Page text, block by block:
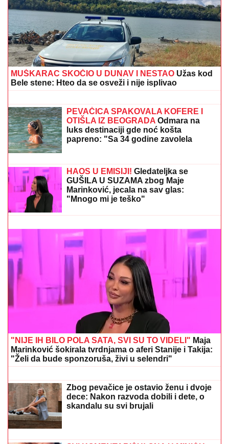
MUŠKARAC SKOČIO U DUNAV I NESTAO Užas kod
Bele stene: Hteo da se osveži i nije isplivao
KRAJ TO NAM JE TRAŽILA"Pevačica
se lavovski borila sa karcinomom,
pred smrt imala samo jedan zahtev:
"Trudimo se da joj ispunimo želju"
luks destinaciji gde noć košta
papreno: "Sa 34 godine zavolela
pesak"
NOVE TENZIJE IZMEĐU GRENLANDA I SAD:
ozbiljno upozorenje Trampu i Amerikancima
HAOS U EMISIJI!
Gledateljka se
GUŠILA U SUZAMA zbog Maje
Marinković, jecala na sav glas:
"Mnogo mi je teško"
(PAPARACO) ĐINA DŽINOVIĆ U
CRNOJ GORIEvo kako izgleda bez
filtera: U haljini do poda sa golim
leđima, mnogi je nisu prepoznali